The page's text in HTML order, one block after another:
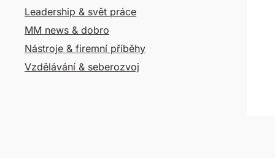
Leadership & svět práce
MM news & dobro
Nástroje & firemní příběhy
Vzdělávání & seberozvoj